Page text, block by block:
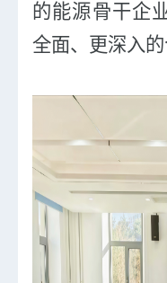
的能源骨干企
全面、更深入的